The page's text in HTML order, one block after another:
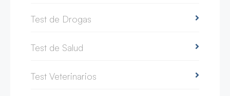
Test de Drogas
Test de Salud
Test Veterinarios